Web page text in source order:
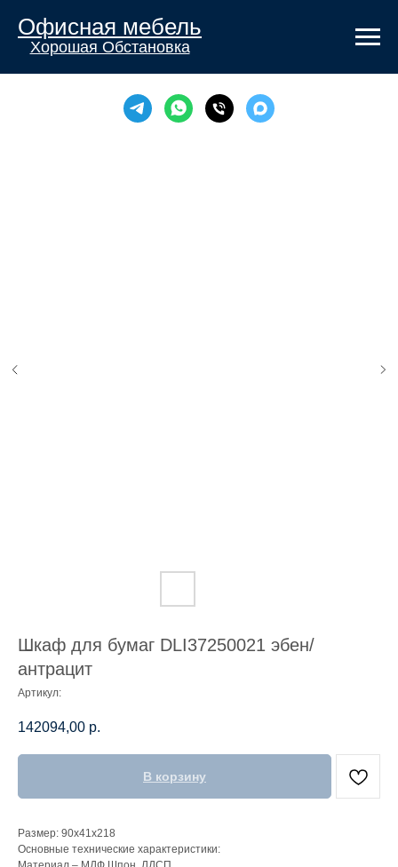
Офисная мебель
Хорошая Обстановка
Шкаф для бумаг DLI37250021 эбен/
антрацит
Артикул:
142094,00 р.
В корзину
Размер: 90x41x218
Основные технические характеристики: